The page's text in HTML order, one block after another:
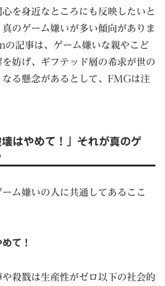
を身近なところにも反映したいと
のゲーム嫌いが多い傾向がありま
記事は、ゲーム嫌いな親やこど
妨げ、ギフテッド層の希求が世の
る懸念があるとして、FMGは注
壊はやめて！」それが真のゲ
ム嫌いの人に共通してあるここ
て！
殺戮は生産性がゼロ以下の社会的